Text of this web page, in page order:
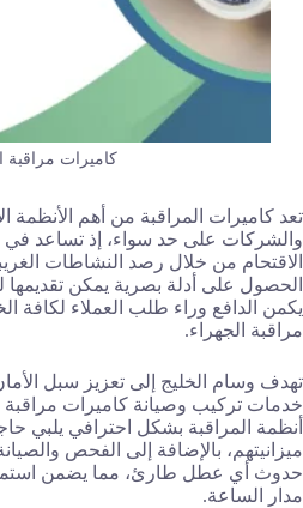
كاميرات مراقبة
تعد كاميرات المراقبة من أهم الأنظمة
والشركات على حد سواء، إذ تساعد في
الاقتحام من خلال رصد النشاطات
الحصول على أدلة بصرية يمكن تقديمها
يكمن الدافع وراء طلب العملاء لكافة
مراقبة الجهراء.
تهدف وسام الخليج إلى تعزيز سبل
خدمات تركيب وصيانة كاميرات مراقبة
أنظمة المراقبة بشكل احترافي يلبي
ميزانيتهم، بالإضافة إلى الفحص
حدوث أي عطل طارئ، مما يضمن
مدار الساعة.